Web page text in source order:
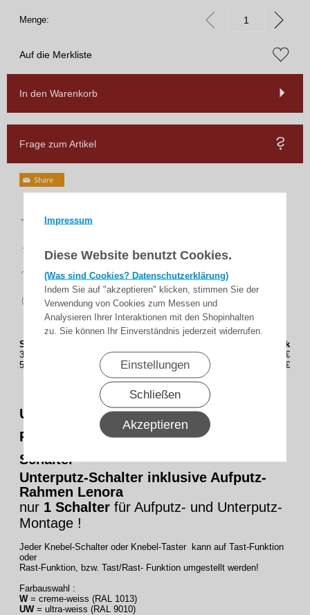
Impressum
Diese Website benutzt Cookies.
(Was sind Cookies? Datenschutzerklärung)
Indem Sie auf "akzeptieren" klicken, stimmen Sie der
Verwendung von Cookies zum Messen und
Analysieren Ihrer Interaktionen mit den Shopinhalten
zu. Sie können Ihr Einverständnis jederzeit widerrufen.
Einstellungen
Schließen
Akzeptieren
Menge:
Auf die Merkliste
In den Warenkorb
Frage zum Artikel
Bewertungen
Lieferung
Rückgaberecht
sicher
zahlen
Staffelung (Stück)
Preis(Brutto) / Stück
3
31,90€
5
29,90€
Universal Jalousieschalter für trockene
Räume Auswahl als Knebel Taster oder
Schalter
Unterputz-Schalter inklusive Aufputz-
Rahmen Lenora
nur 1 Schalter für Aufputz- und Unterputz-
Montage !
Jeder Knebel-Schalter oder Knebel-Taster kann auf Tast-Funktion
oder
Rast-Funktion, bzw. Tast/Rast- Funktion umgestellt werden!
Farbauswahl :
W= creme-weiss (RAL 1013)
UW= ultra-weiss (RAL 9010)